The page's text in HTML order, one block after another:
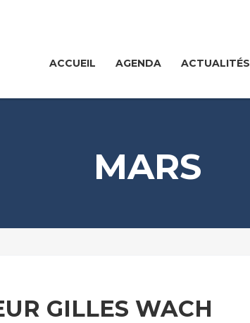
ACCUEIL AGENDA ACTUALITÉS
MARS
GILLES WACH